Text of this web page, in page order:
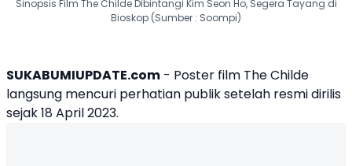
Sinopsis Film The Childe Dibintangi Kim Seon Ho, Segera Tayang di
Bioskop (Sumber : Soompi)
SUKABUMIUPDATE.com - Poster film The Childe
langsung mencuri perhatian publik setelah resmi dirilis
sejak 18 April 2023.